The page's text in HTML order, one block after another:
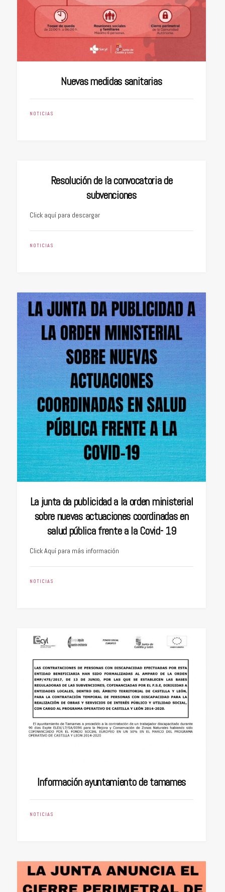
Nuevas medidas sanitarias
NOTICIAS
Resolución de la convocatoria de
subvenciones
Click aquí para descargar
NOTICIAS
La junta da publicidad a la orden ministerial
sobre nuevas actuaciones coordinadas en
salud pública frente a la Covid- 19
Click Aquí para más información
NOTICIAS
Información ayuntamiento de tamames
NOTICIAS